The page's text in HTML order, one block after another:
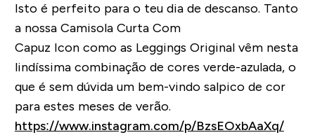
Isto é perfeito para o teu dia de descanso. Tanto
a nossa Camisola Curta Com
Capuz Icon como as Leggings Original vêm nesta
lindíssima combinação de cores verde-azulada, o
que é sem dúvida um bem-vindo salpico de cor
para estes meses de verão.
https://www.instagram.com/p/BzsEOxbAaXq/